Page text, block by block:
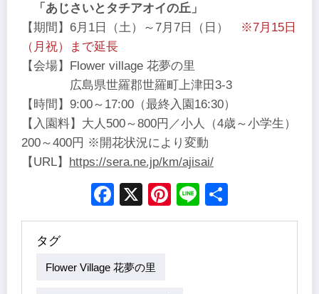
「あじさいとタチアオイの丘」
【期間】6月1日（土）～7月7日（日）
※7月15日
（月祝）まで延長
【会場】Flower village 花夢の里
広島県世羅郡世羅町上津田3-3
【時間】9:00～17:00（最終入園16:30）
【入園料】大人500～800円／小人（4歳～小学生）
200～400円 ※開花状況により変動
【URL】 https://sera.ne.jp/km/ajisai/
Facebook
X Pinterest
Line
タグ
Flower Village 花夢の里